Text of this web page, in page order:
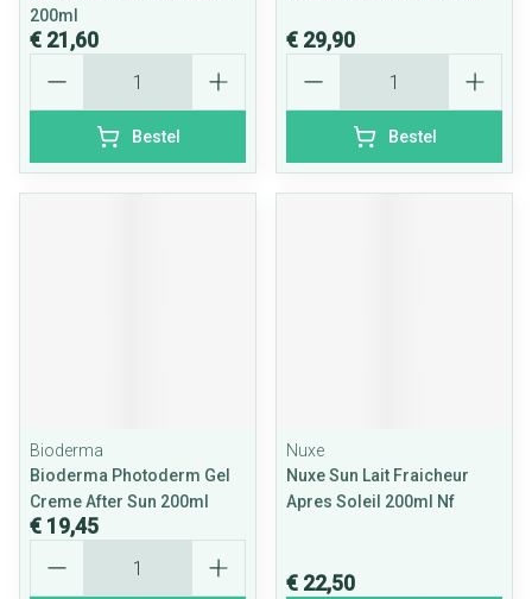
200ml
€ 21,60
Bestel
€ 29,90
Bestel
Bioderma
Bioderma Photoderm Gel
Creme After Sun 200ml
€ 19,45
Nuxe
Nuxe Sun Lait Fraicheur
Apres Soleil 200ml Nf
€ 22,50